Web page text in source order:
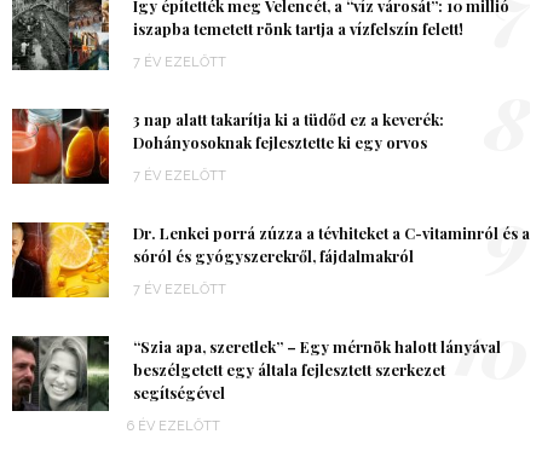
Így építették meg Velencét, a “víz városát”: 10 millió
iszapba temetett rönk tartja a vízfelszín felett!
7 ÉV EZELŐTT
3 nap alatt takarítja ki a tüdőd ez a keverék:
Dohányosoknak fejlesztette ki egy orvos
7 ÉV EZELŐTT
Dr. Lenkei porrá zúzza a tévhiteket a C-vitaminról és a
sóról és gyógyszerekről, fájdalmakról
7 ÉV EZELŐTT
9
“Szia apa, szeretlek” – Egy mérnök halott lányával
beszélgetett egy általa fejlesztett szerkezet
segítségével
6 ÉV EZELŐTT
10